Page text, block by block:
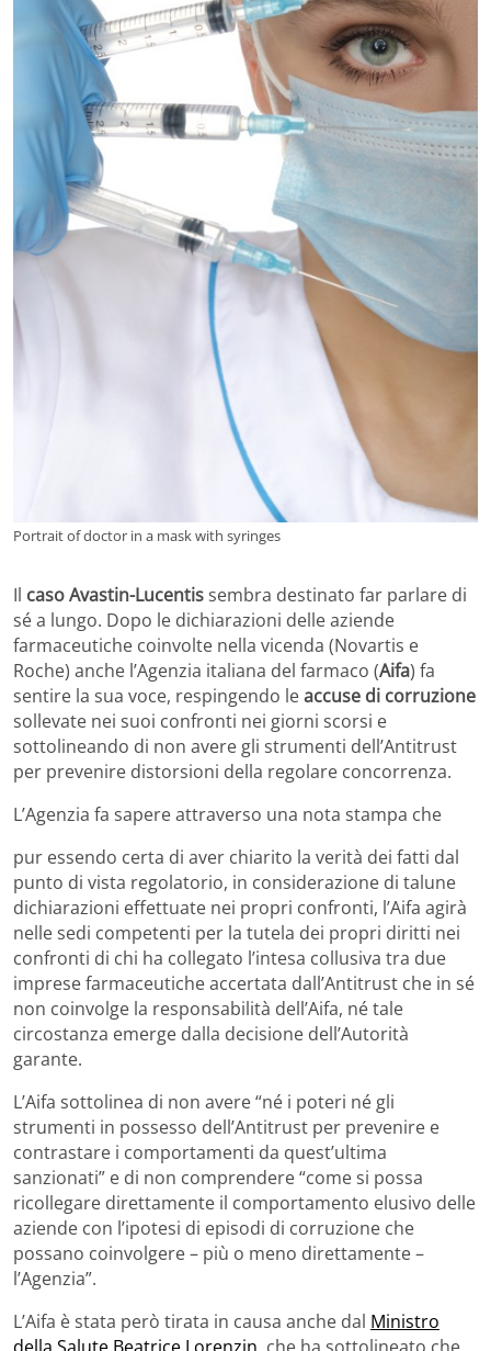
Portrait of doctor in a mask with syringes
Il caso Avastin-Lucentissembra destinato far parlare di
sé a lungo. Dopo le dichiarazioni delle aziende
farmaceutiche coinvolte nella vicenda (Novartis e
Roche) anche l’Agenzia italiana del farmaco (Aifa) fa
sentire la sua voce, respingendo leaccuse di corruzione
sollevate nei suoi confronti nei giorni scorsi e
sottolineando di non avere gli strumenti dell’Antitrust
per prevenire distorsioni della regolare concorrenza.
L’Agenzia fa sapere attraverso una nota stampa che
pur essendo certa di aver chiarito la verità dei fatti dal
punto di vista regolatorio, in considerazione di talune
dichiarazioni effettuate nei propri confronti, l’Aifa agirà
nelle sedi competenti per la tutela dei propri diritti nei
confronti di chi ha collegato l’intesa collusiva tra due
imprese farmaceutiche accertata dall’Antitrust che in sé
non coinvolge la responsabilità dell’Aifa, né tale
circostanza emerge dalla decisione dell’Autorità
garante.
L’Aifa sottolinea di non avere “né i poteri né gli
strumenti in possesso dell’Antitrust per prevenire e
contrastare i comportamenti da quest’ultima
sanzionati” e di non comprendere “come si possa
ricollegare direttamente il comportamento elusivo delle
aziende con l’ipotesi di episodi di corruzione che
possano coinvolgere – più o meno direttamente –
l’Agenzia”.
L’Aifa è stata però tirata in causa anche dal Ministro